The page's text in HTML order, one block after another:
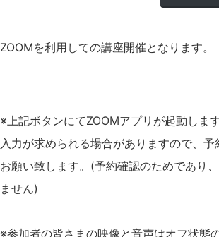
ZOOMを利用しての講座開催となります。
※上記ボタンにてZOOMアプリが起動しま
入力が求められる場合がありますので、
お願い致します。(予約確認のためであり
ません)
※参加者の皆さまの映像と音声はオフ状態